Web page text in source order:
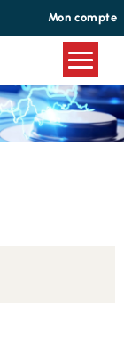
Mon compte